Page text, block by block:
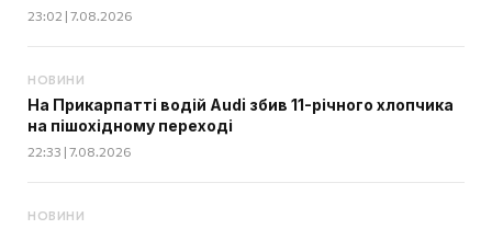
23:02 | 7.08.2026
НОВИНИ
На Прикарпатті водій Audi збив 11-річного хлопчика
на пішохідному переході
22:33 | 7.08.2026
НОВИНИ